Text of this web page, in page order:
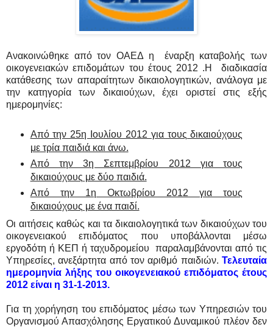
Ανακοινώθηκε από τον ΟΑΕΔ η έναρξη καταβολής των
οικογενειακών επιδομάτων του έτους 2012 .Η διαδικασία
κατάθεσης των απαραίτητων δικαιολογητικών, ανάλογα με
την κατηγορία των δικαιούχων, έχει οριστεί στις εξής
ημερομηνίες:
Από την 25η Ιουλίου 2012 για τους δικαιούχους
με τρία παιδιά και άνω.
Από την 3η Σεπτεμβρίου 2012 για τους
δικαιούχους με δύο παιδιά.
Από την 1η Οκτωβρίου 2012 για τους
δικαιούχους με ένα παιδί.
Οι αιτήσεις καθώς και τα δικαιολογητικά των δικαιούχων του
οικογενειακού επιδόματος που υποβάλλονται μέσω
εργοδότη ή ΚΕΠ ή ταχυδρομείου παραλαμβάνονται από τις
Υπηρεσίες, ανεξάρτητα από τον αριθμό παιδιών. Τελευταία
ημερομηνία λήξης του οικογενειακού επιδόματος έτους
2012 είναι η 31-1-2013.
Για τη χορήγηση του επιδόματος μέσω των Υπηρεσιών του
Οργανισμού Απασχόλησης Εργατικού Δυναμικού πλέον δεν